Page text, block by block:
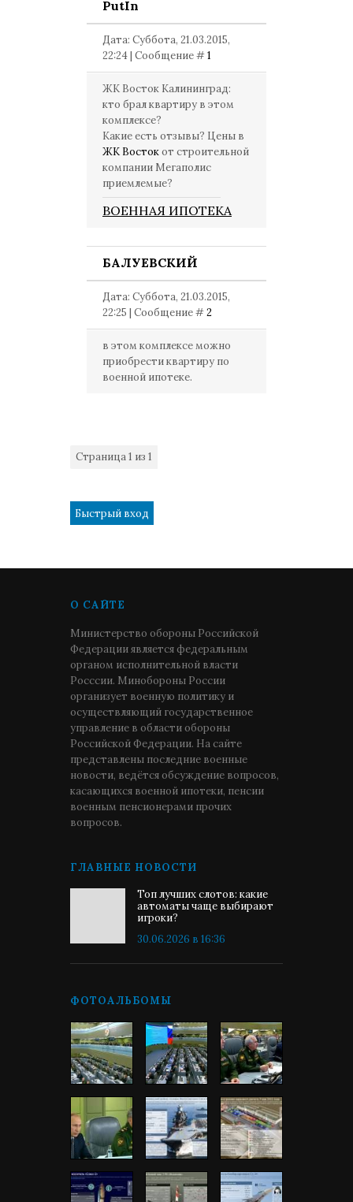
PutIn
Дата: Суббота, 21.03.2015,
22:24 | Сообщение #1
ЖК Восток Калининград:
кто брал квартиру в этом
комплексе?
Какие есть отзывы? Цены в
ЖК Востокот строительной
компании Мегаполис
приемлемые?
ВОЕННАЯ ИПОТЕКА
БАЛУЕВСКИЙ
Дата: Суббота, 21.03.2015,
22:25 | Сообщение #2
в этом комплексе можно
приобрести квартиру по
военной ипотеке.
Страница1 из 1
О САЙТЕ
Министерство обороны Российской
Федерации является федеральным
органом исполнительной власти
Росссии. Минобороны России
организует военную политику и
осуществляющий государственное
управление в области обороны
Российской Федерации. На сайте
представлены последние военные
новости, ведётся обсуждение вопросов,
касающихся военной ипотеки, пенсии
военным пенсионерами прочих
вопросов.
ГЛАВНЫЕ НОВОСТИ
Топ лучших слотов: какие
автоматы чаще выбирают
игроки?
30.06.2026 в 16:36
ФОТОАЛЬБОМЫ